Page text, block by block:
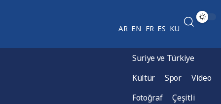
AR EN FR ES KU
Suriye ve Türkiye
Kültür
Spor
Video
Fotoğraf
Çeşitli